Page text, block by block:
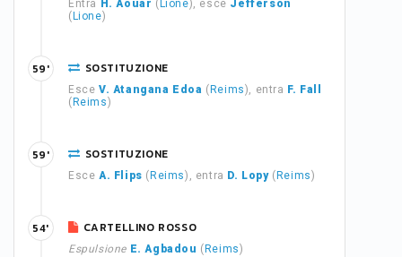
Entra H. Aouar ( Lione), esce Jefferson
( Lione)
SOSTITUZIONE
Esce V. Atangana Edoa ( Reims), entra F. Fall
( Reims)
59'
SOSTITUZIONE
Esce A. Flips ( Reims), entra D. Lopy( Reims)
59'
CARTELLINO ROSSO
Espulsione E. Agbadou ( Reims)
54'